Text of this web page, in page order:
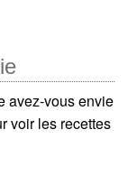
avez-vous envie
voir les recettes